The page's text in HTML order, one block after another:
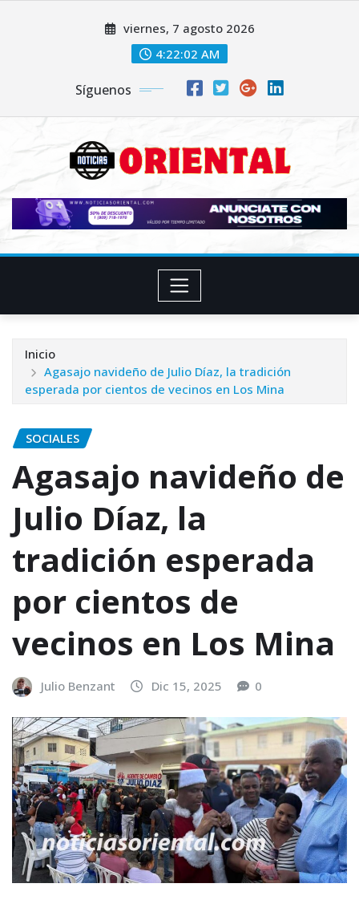
viernes, 7 agosto 2026
4:22:03 AM
Síguenos
Inicio
Agasajo navideño de Julio Díaz, la tradición
esperada por cientos de vecinos en Los Mina
SOCIALES
Agasajo navideño de
Julio Díaz, la
tradición esperada
por cientos de
vecinos en Los Mina
Julio Benzant Dic 15, 2025 0